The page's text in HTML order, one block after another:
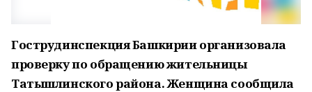
Гострудинспекция Башкирии организовала
проверку по обращению жительницы
Татышлинского района. Женщина сообщила